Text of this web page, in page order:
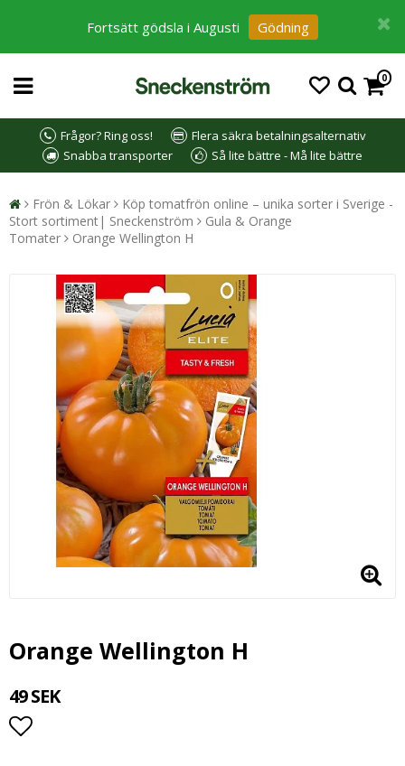
Fortsätt gödsla i Augusti Gödning
0
Frågor? Ring oss!
Flera säkra betalningsalternativ
Snabba transporter
Så lite bättre - Må lite bättre
Frön & Lökar
Köp tomatfrön online – unika sorter i Sverige -
Stort sortiment| Sneckenström
Gula & Orange
Tomater
Orange Wellington H
Orange Wellington H
49 SEK